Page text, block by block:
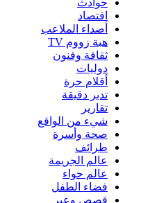
حوادث
اقتصاد
أصداء الملاعب
هبة زووم TV
ثقافة وفنون
دوليات
أقلام حرة
تدبر دقيقة
تقارير
شيء من الواقع
صحة وأسرة
طرائف
عالم الجريمة
عالم حواء
فضاء الطفل
قصص وعبر